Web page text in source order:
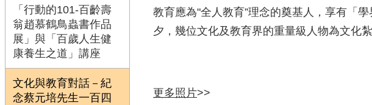
「行動的101-百齡壽
翁趙慕鶴鳥蟲書作品
展」與「百歲人生健
康養生之道」講座
文化與教育對話－紀
念蔡元培先生一百四
教育應為"全人教育”理念的奠基人，享有「
夕，幾位文化及教育界的重量級人物為文化
更多照片>>